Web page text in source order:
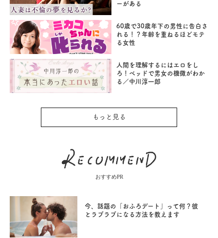
ーがある
60歳で30歳年下の男性に告白さ
れる！？年齢を重ねるほどモテ
る女性
人間を理解するにはエロをし
ろ！ベッドで男女の機微がわか
る／中川淳一郎
もっと見る
おすすめPR
今、話題の「おふろデート」って何？彼
とラブラブになる方法を教えます